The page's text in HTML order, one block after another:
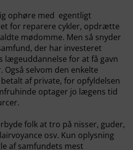
ophøre med egentligt
for reparere cykler, opdrætte
mødomme. Men så snyder
der har investeret
lægeuddannelse for at få gavn
Også selvom den enkelte
af private, for opfyldelsen
optager jo lægens tid
folk at tro på nisser, guder,
osv. Kun oplysning
af samfundets mest